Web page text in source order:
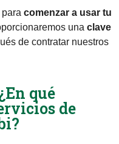
comenzar a usar tu
una clave
de contratar nuestros
qué
de